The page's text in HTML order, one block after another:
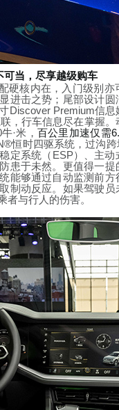
可当，尽享越级购车
硬核内在，入门级别
进击之势 ；尾部设计
Discover Premium信息
，行车信息尽在掌握。
牛·米 ， 百公里加速仅需
恒时四驱系统 ，过沟
定系统（ ESP）、主动
患于未然。更值得一
能够通过自动监测前
制动反应。如果驾驶
者与行人的伤害。